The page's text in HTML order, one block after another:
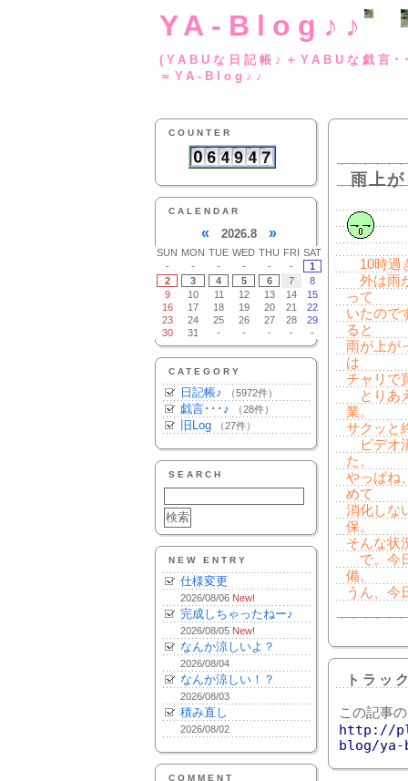
YA-Blog♪♪
(YABUな日記帳♪
＝YA-Blog♪♪
COUNTER
CALENDAR
« 2026.8 »
SUN MON TUE WED THU FRI SAT
-
- - - - -
1
2
3 4 5 6 7
8
9
10 11 12 13 14
15
16
17 18 19 20 21
22
23
24 25 26 27 28
29
30
31 - - - - -
CATEGORY
日記帳♪ （5972件）
戯言･･･♪ （28件）
旧Log （27件）
SEARCH
NEW ENTRY
仕様変更
2026/08/06 New!
完成しちゃったねー♪
2026/08/05 New!
なんか涼しいよ？
2026/08/04
なんか涼しい！？
2026/08/03
積み直し
2026/08/02
COMMENT
雨上
10時過
外は雨
って
いたので
ると
雨が上が
は
チャリで
とりあ
業。
サクッと
ビデオ
た。
やっぱね
めて
消化しな
保。
そんな状
で。今
備。
うん、今
トラッ
この記事
http://
blog/ya-